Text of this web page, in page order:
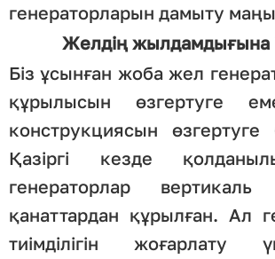
генераторларын дамыту
Желдің жылдамдығына
Біз ұсынған жоба жел
құрылысын өзгертуге
конструкциясын өзгертуге
Қазіргі кезде
генераторлар вертикаль
қанаттардан құрылған. Ал
тиімділігін жоғарлату